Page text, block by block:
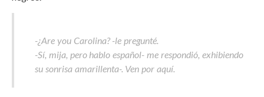
-¿Are you Carolina? -le pregunté.
-Sí, mija, pero hablo español- me respondió, exhibiendo
su sonrisa amarillenta-. Ven por aquí.